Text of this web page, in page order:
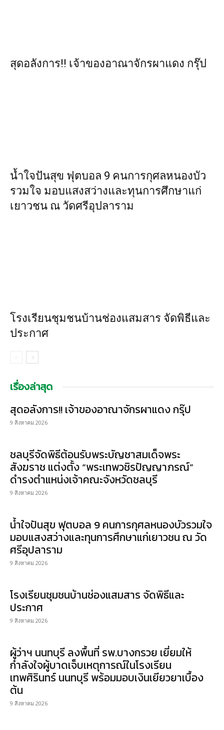
สุดอลังการ!! เจ้าของอาณาจักรผาแดง กรุ๊ป
น้ำใจปันสุข ฟุตบอล 9 คนการกุศลหนองบัว
รวมใจ มอบแสงสว่างและทุนการศึกษาแก่
เยาวชน ณ วัดศรีอุปลาราม
โรงเรียนชุมชนบ้านช่องแสมสาร จัดพิธีและ
ประกาศ
เรื่องล่าสุด
สุดอลังการ!! เจ้าของอาณาจักรผาแดง กรุ๊ป
9 สิงหาคม 2026
ชลบุรีจัดพิธีต้อนรับพระบัญชาสมเด็จพระ
สังฆราช แต่งตั้ง “พระเทพวชิรปัญญาภรณ์”
ดำรงตำแหน่งเจ้าคณะจังหวัดชลบุรี
9 สิงหาคม 2026
น้ำใจปันสุข ฟุตบอล 9 คนการกุศลหนองบัวรวมใจ
มอบแสงสว่างและทุนการศึกษาแก่เยาวชน ณ วัด
ศรีอุปลาราม
9 สิงหาคม 2026
โรงเรียนชุมชนบ้านช่องแสมสาร จัดพิธีและ
ประกาศ
9 สิงหาคม 2026
ผู้ว่าฯ นนทบุรี ลงพื้นที่ รพ.บางกรวย เยี่ยมให้
กำลังใจผู้บาดเจ็บเหตุการณ์ในโรงเรียน
เทพศิรินทร์ นนทบุรี พร้อมมอบเงินเยียวยาเบื้อง
ต้น
9 สิงหาคม 2026